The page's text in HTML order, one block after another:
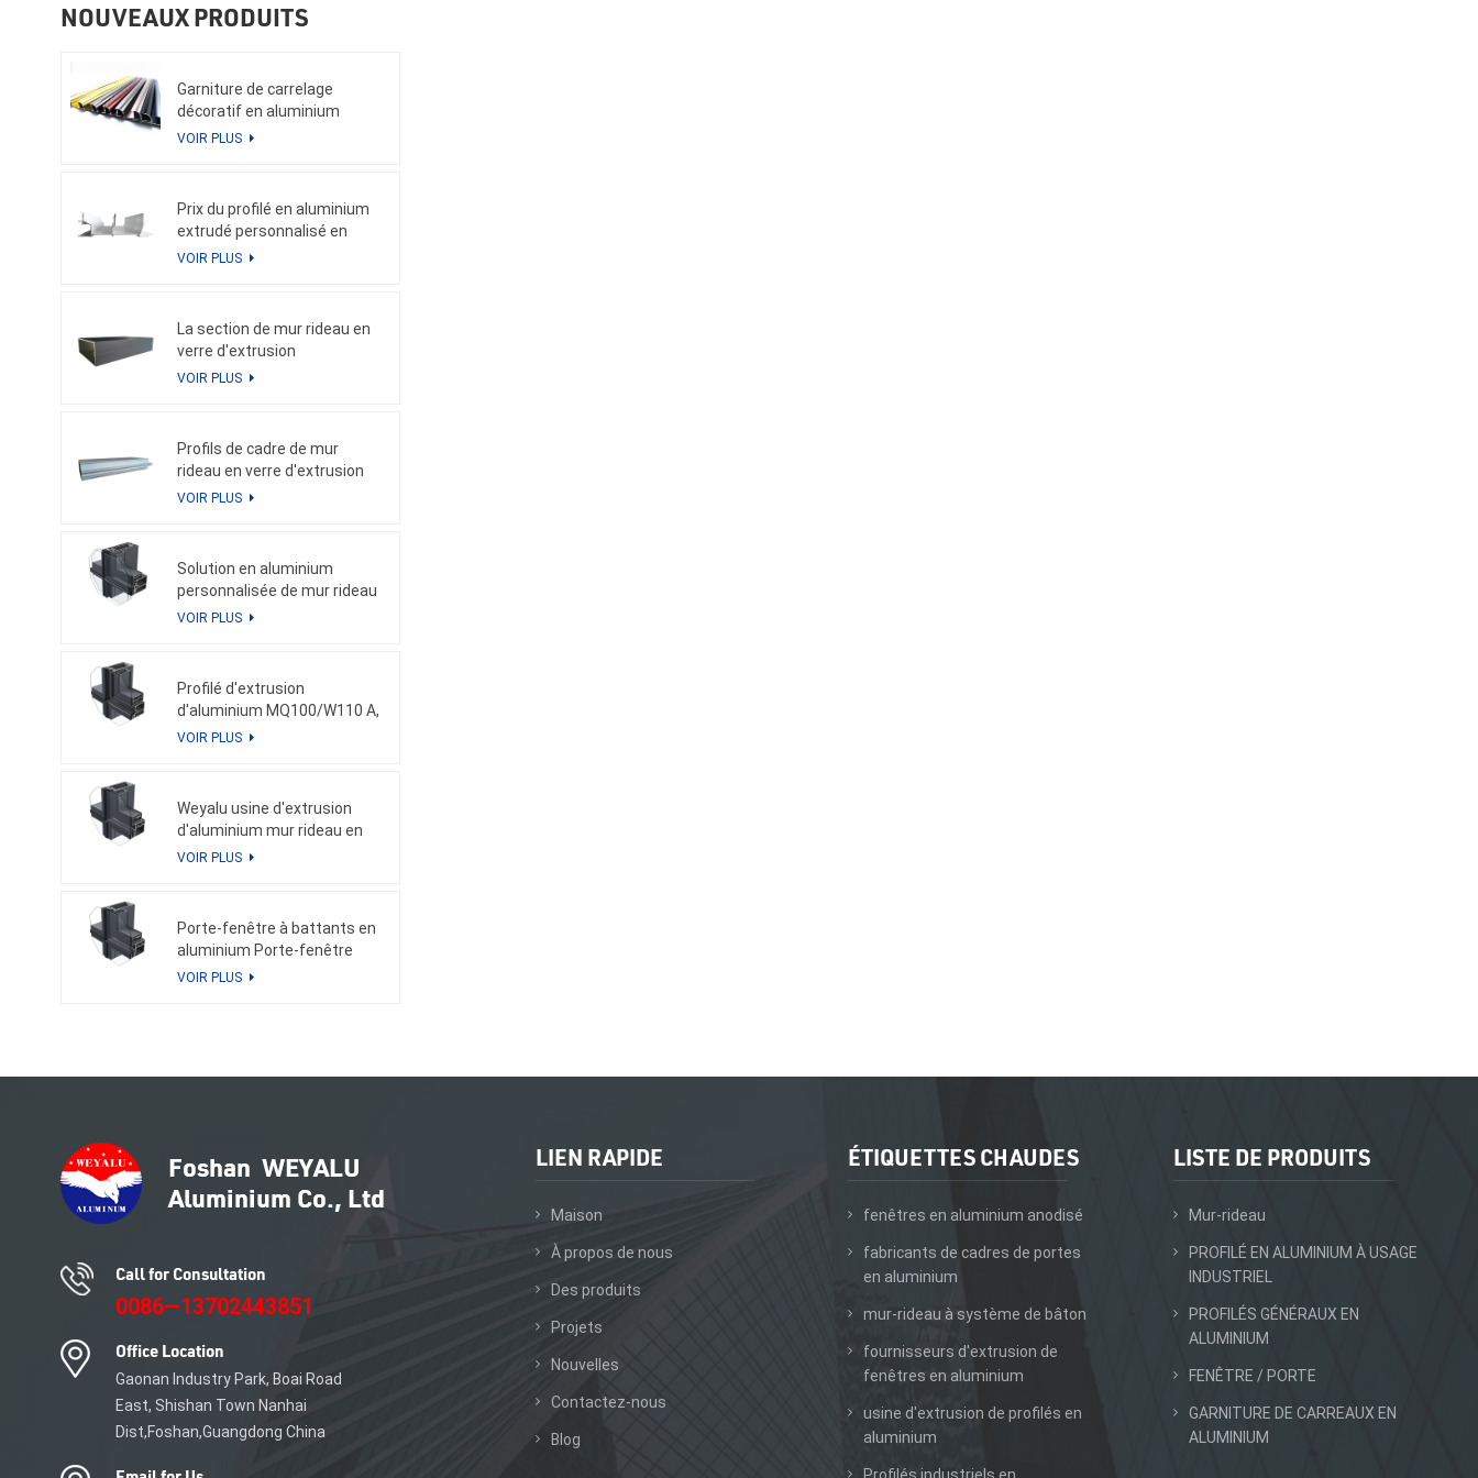
NOUVEAUX PRODUITS
Garniture de carrelage
décoratif en aluminium
VOIR PLUS
Prix du profilé en aluminium
extrudé personnalisé en
Chine en kg pour le profilé de
VOIR PLUS
La section de mur rideau en
verre d'extrusion
d'aluminium Weyalu profile le
d'énergie de façade de
bâtiment
VOIR PLUS
Profils de cadre de mur
rideau en verre d'extrusion
d'aluminium de prix inférieur
VOIR PLUS
Solution en aluminium
personnalisée de mur rideau
en aluminium de porte de
B
VOIR PLUS
Profilé d'extrusion
d'aluminium MQ100/W110 A,
profil en aluminium
aluminium
VOIR PLUS
Weyalu usine d'extrusion
d'aluminium mur rideau en
aluminium profil en
d'énergie revêtement en
poudre anodisation
VOIR PLUS
Porte-fenêtre à battants en
aluminium Porte-fenêtre
coulissante en aluminium
VOIR PLUS
Call for Consultation
0086—13702443851
Office Location
Gaonan Industry Park, Boai Road
East, Shishan Town Nanhai
Dist,Foshan,Guangdong China
LIEN RAPIDE
Maison
À propos de nous
Des produits
Projets
Nouvelles
Contactez-nous
Blog
LISTE DE PRODUITS
Mur-rideau
PROFILÉ EN ALUMINIUM À USAGE
INDUSTRIEL
PROFILÉS GÉNÉRAUX EN
ALUMINIUM
FENÊTRE / PORTE
GARNITURE DE CARREAUX EN
ALUMINIUM
ÉTIQUETTES CHAUDES
fenêtres en aluminium anodisé
fabricants de cadres de portes
en aluminium
mur-rideau à système de bâton
fournisseurs d'extrusion de
fenêtres en aluminium
usine d'extrusion de profilés en
aluminium
Profilés industriels en